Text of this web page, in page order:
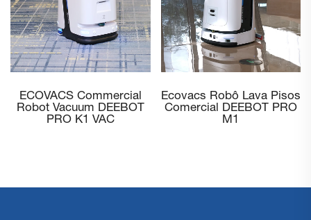
Ecovacs Robô Lava Pisos
Comercial DEEBOT PRO
M1
ECOVACS DEEBOT PRO
M1 3D – Robô de limpeza
avançado com função de